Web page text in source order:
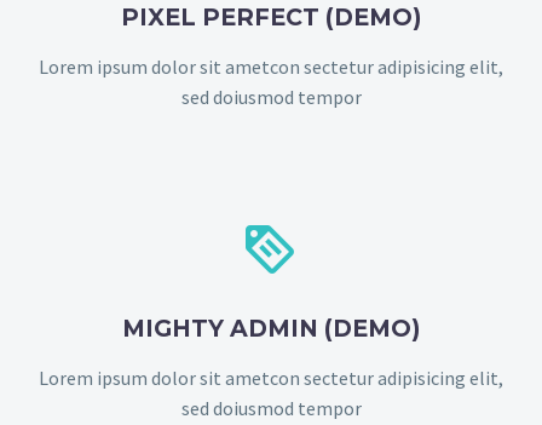
PIXEL PERFECT (DEMO)
Lorem ipsum dolor sit ametcon sectetur adipisicing elit,
sed doiusmod tempor


MIGHTY ADMIN (DEMO)
Lorem ipsum dolor sit ametcon sectetur adipisicing elit,
sed doiusmod tempor